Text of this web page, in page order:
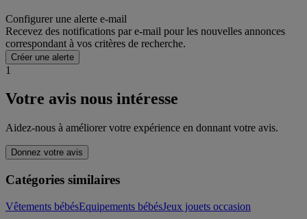
Configurer une alerte e-mail
Recevez des notifications par e-mail pour les nouvelles annonces
correspondant à vos critères de recherche.
Créer une alerte
1
Votre avis nous intéresse
Aidez-nous à améliorer votre expérience en donnant votre avis.
Donnez votre avis
Catégories similaires
Vêtements bébésEquipements bébésJeux jouets occasion